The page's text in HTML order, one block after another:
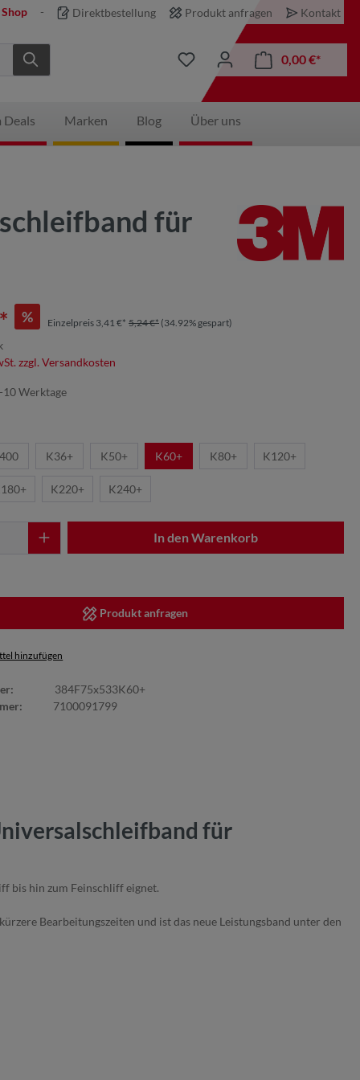
Direktbestellung Produkt anfragen Kontakt
0,00 €*
Deals Marken Blog Über uns
für
% Einzelpreis 3,41 €* 5,24 €* (34.92% gespart)
zzgl. Versandkosten
Werktage
K36+ K50+ K60+ K80+ K120+
K220+ K240+
In den Warenkorb
Produkt anfragen
hinzufügen
384F75x533K60+
7100091799
für
bis hin zum Feinschliff eignet.
Bearbeitungszeiten und ist das neue Leistungsband unter den